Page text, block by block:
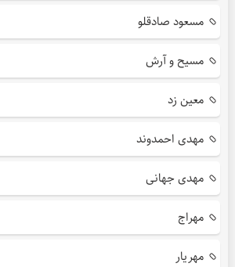
مسعود صادقلو
مسیح و آرش
معین زد
مهدی احمدوند
مهدی جهانی
مهراج
مهریار